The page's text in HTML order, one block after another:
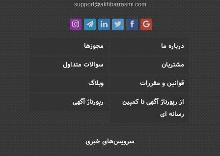
support@akhbarrasmi.com
درباره ما
مجوزها
مشتریان
سوالات متداول
قوانین و مقررات
وبلاگ
از رپورتاژ آگهی تا کمپین
رسانه ای
رپورتاژ آگهی
سرویس‌های خبری